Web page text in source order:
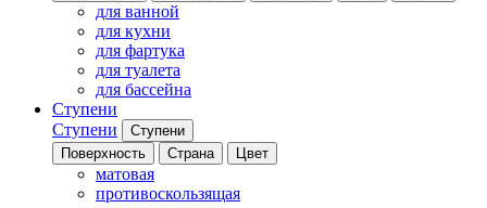
для ванной
для кухни
для фартука
для туалета
для бассейна
Ступени
Ступени
Ступени
Поверхность
Страна Цвет
матовая
противоскользящая